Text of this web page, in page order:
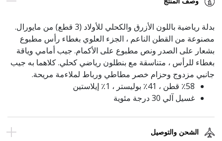
بدلة رياضية باللون الأزرق والكحلي للأولاد (3 قطع) من مايورال.
مصنوعة من القطن الناعم ، الجزء العلوي بغطاء رأس مطبوع
بشعار على الصدر ونص مطبوع على الأكمام. جيب أمامي وياقة
بغطاء للرأس ، متناسقة مع بنطلون رياضي كحلي. كلاهما به جيب
جانبي مزدوج وحزام خصر مطاطي ورباط لملاءمة مريحة.
٪58 قطن ، 41٪ بوليستر ، 1٪ إيلاستين
غسيل آلي 30 درجة مئوية
الشحن والتوصيل